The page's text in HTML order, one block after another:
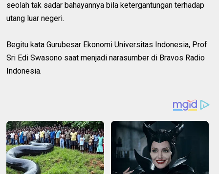
seolah tak sadar bahayannya bila ketergantungan terhadap
utang luar negeri.
Begitu kata Gurubesar Ekonomi Universitas Indonesia, Prof
Sri Edi Swasono saat menjadi narasumber di Bravos Radio
Indonesia.